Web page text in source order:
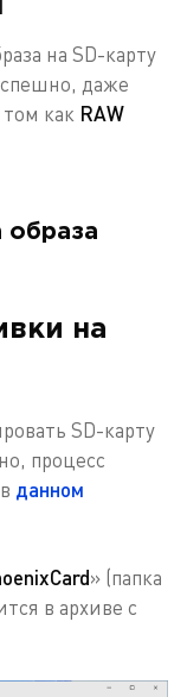
на SD-карту
даже
как RAW
образа
на
SD-карту
процесс
данном
» (папка
в архиве с